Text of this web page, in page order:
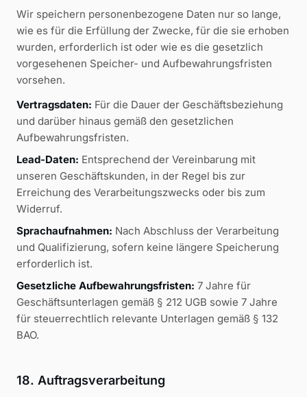
Wir speichern personenbezogene Daten nur so lange,
wie es für die Erfüllung der Zwecke, für die sie erhoben
wurden, erforderlich ist oder wie es die gesetzlich
vorgesehenen Speicher- und Aufbewahrungsfristen
vorsehen.
Vertragsdaten: Für die Dauer der Geschäftsbeziehung
und darüber hinaus gemäß den gesetzlichen
Aufbewahrungsfristen.
Lead-Daten: Entsprechend der Vereinbarung mit
unseren Geschäftskunden, in der Regel bis zur
Erreichung des Verarbeitungszwecks oder bis zum
Widerruf.
Sprachaufnahmen: Nach Abschluss der Verarbeitung
und Qualifizierung, sofern keine längere Speicherung
erforderlich ist.
Gesetzliche Aufbewahrungsfristen: 7 Jahre für
Geschäftsunterlagen gemäß § 212 UGB sowie 7 Jahre
für steuerrechtlich relevante Unterlagen gemäß § 132
BAO.
18. Auftragsverarbeitung